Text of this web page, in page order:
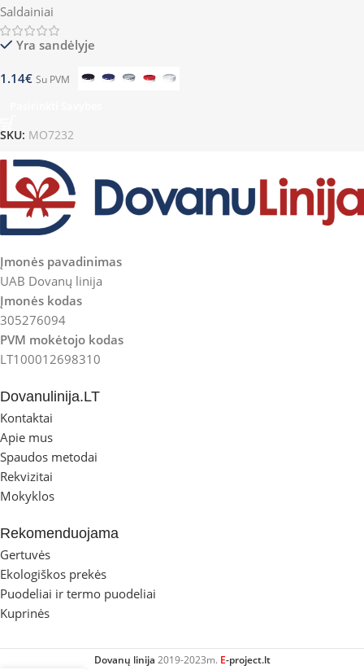
Saldainiai
Yra sandėlyje
1.14€ Su PVM
SKU: MO7232
Įmonės pavadinimas
UAB Dovanų linija
Įmonės kodas
305276094
PVM mokėtojo kodas
LT100012698310
Dovanulinija.LT
Kontaktai
Apie mus
Spaudos metodai
Rekvizitai
Mokyklos
Rekomenduojama
Gertuvės
Ekologiškos prekės
Puodeliai ir termo puodeliai
Kuprinės
Dovanų linija 2019-2023m. E-project.lt